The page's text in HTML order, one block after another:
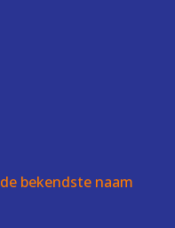
bekendste naam